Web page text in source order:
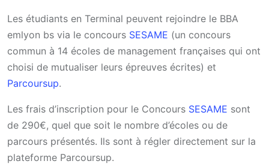
Les étudiants en Terminal peuvent rejoindre le BBA
emlyon bs via le concours SESAME (un concours
commun à 14 écoles de management françaises qui ont
choisi de mutualiser leurs épreuves écrites) et
Parcoursup.
Les frais d’inscription pour le Concours SESAME sont
de 290€, quel que soit le nombre d’écoles ou de
parcours présentés. Ils sont à régler directement sur la
plateforme Parcoursup.